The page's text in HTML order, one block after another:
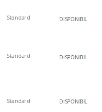
Standard DISPONIBIL
Standard DISPONIBIL
Standard DISPONIBIL